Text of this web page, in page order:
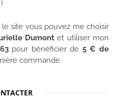
site vous pouvez me choisir
Dumont et utiliser mon
pour bénéficier de 5 € de
commande.